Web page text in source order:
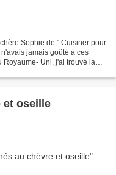
Sophie de " Cuisiner pour
jamais goûté à ces
Royaume- Uni, j'ai trouvé la
et oseille